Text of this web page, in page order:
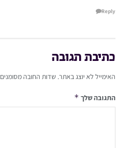
Reply
כתיבת תגובה
האימייל לא יוצג באתר. שדות החובה מסומנים
התגובה שלך *